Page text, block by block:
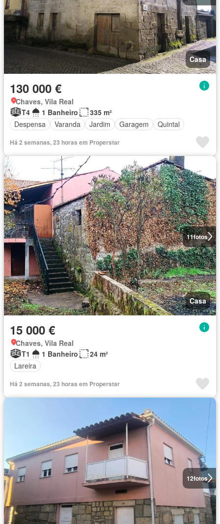
Casa
130 000 €
Chaves, Vila Real
T4
1 Banheiro
335 m²
Despensa
Varanda Jardim Garagem Quintal
Há 2 semanas, 23 horas em Properstar
11fotos
Casa
15 000 €
Chaves, Vila Real
T1
1 Banheiro
24 m²
Lareira
Há 2 semanas, 23 horas em Properstar
12fotos